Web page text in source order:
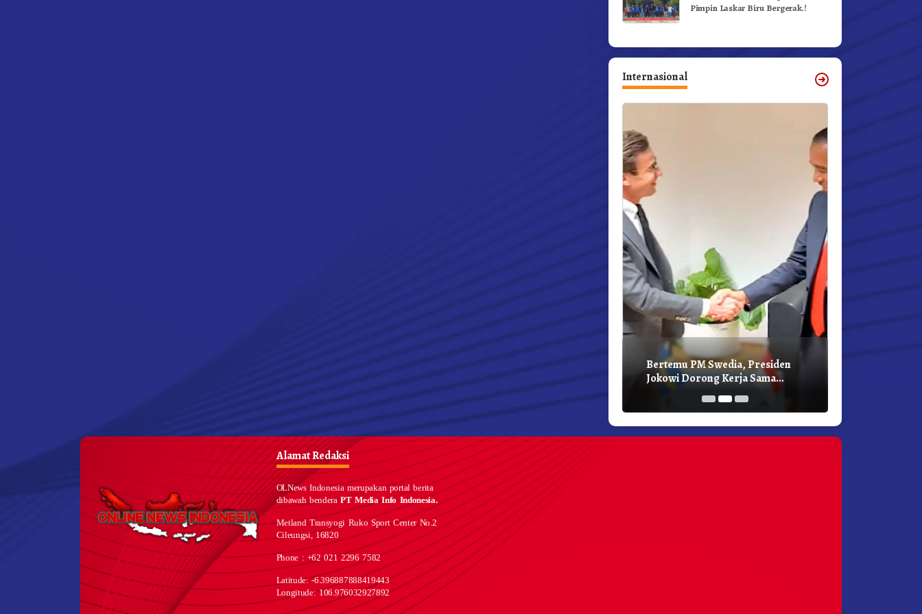
Pimpin Laskar Biru Bergerak.!
Internasional
Bertemu PM Swedia, Presiden
Jokowi Dorong Kerja Sama
Pembangunan Hijau
Alamat Redaksi
OLNews Indonesia merupakan portal berita
dibawah benderaPT Media Info Indonesia.
Metland Transyogi Ruko Sport Center No.2
Cileungsi, 16820
Phone : +62 021 2296 7582
Latitude: -6.396887888419443
Longitude: 106.976032927892